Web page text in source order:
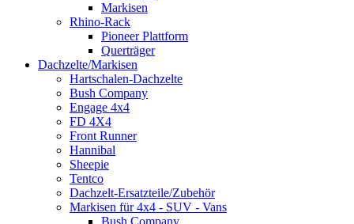
Markisen
Rhino-Rack
Pioneer Plattform
Querträger
Dachzelte/Markisen
Hartschalen-Dachzelte
Bush Company
Engage 4x4
FD 4X4
Front Runner
Hannibal
Sheepie
Tentco
Dachzelt-Ersatzteile/Zubehör
Markisen für 4x4 - SUV - Vans
Bush Company